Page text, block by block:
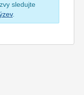
sledujte
.